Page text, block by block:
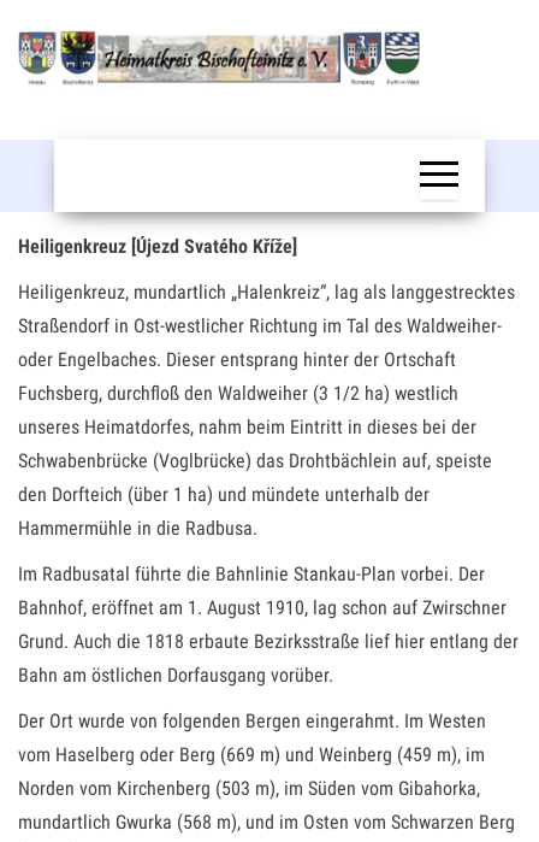
Inhalt
springen
Heiligenkreuz [Újezd Svatého Kříže]
Heiligenkreuz, mundartlich „Halenkreiz“, lag als langgestrecktes
Straßendorf in Ost-westlicher Richtung im Tal des Waldweiher-
oder Engelbaches. Dieser entsprang hinter der Ortschaft
Fuchsberg, durchfloß den Waldweiher (3 1/2 ha) westlich
unseres Heimatdorfes, nahm beim Eintritt in dieses bei der
Schwabenbrücke (Voglbrücke) das Drohtbächlein auf, speiste
den Dorfteich (über 1 ha) und mündete unterhalb der
Hammermühle in die Radbusa.
Im Radbusatal führte die Bahnlinie Stankau-Plan vorbei. Der
Bahnhof, eröffnet am 1. August 1910, lag schon auf Zwirschner
Grund. Auch die 1818 erbaute Bezirksstraße lief hier entlang der
Bahn am östlichen Dorfausgang vorüber.
Der Ort wurde von folgenden Bergen eingerahmt. Im Westen
vom Haselberg oder Berg (669 m) und Weinberg (459 m), im
Norden vom Kirchenberg (503 m), im Süden vom Gibahorka,
mundartlich Gwurka (568 m), und im Osten vom Schwarzen Berg